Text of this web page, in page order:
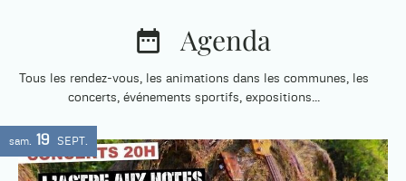
Agenda
Tous les rendez-vous, les animations dans les communes, les
concerts, événements sportifs, expositions...
sam. 19 SEPT.